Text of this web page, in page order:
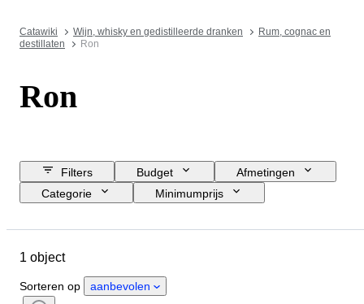
Catawiki Wijn, whisky en gedistilleerde dranken
Rum, cognac en
destillaten
Ron
Ron
Filters Budget
Afmetingen
Categorie
Minimumprijs
Grootte fles
1 object
Sorteren op aanbevolen